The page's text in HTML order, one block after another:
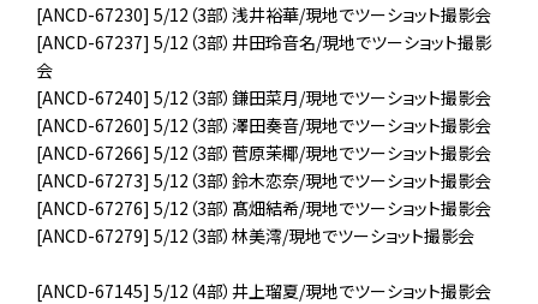
[ANCD-67230] 5/12（3部）浅井裕華/現地でツーショット撮影会
[ANCD-67237] 5/12（3部）井田玲音名/現地でツーショット撮影
会
[ANCD-67240] 5/12（3部）鎌田菜月/現地でツーショット撮影会
[ANCD-67260] 5/12（3部）澤田奏音/現地でツーショット撮影会
[ANCD-67266] 5/12（3部）菅原茉椰/現地でツーショット撮影会
[ANCD-67273] 5/12（3部）鈴木恋奈/現地でツーショット撮影会
[ANCD-67276] 5/12（3部）髙畑結希/現地でツーショット撮影会
[ANCD-67279] 5/12（3部）林美澪/現地でツーショット撮影会
[ANCD-67145] 5/12（4部）井上瑠夏/現地でツーショット撮影会